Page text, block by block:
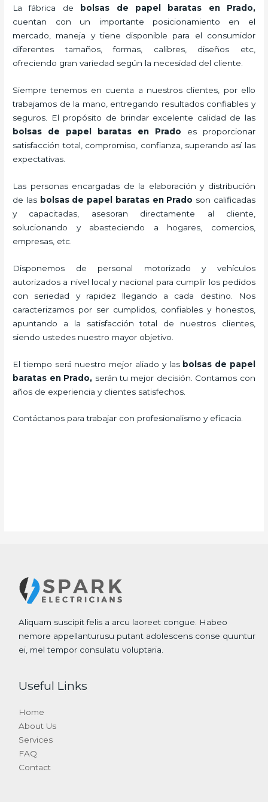
La fábrica de
bolsas de papel baratas en Prado,
cuentan con un importante posicionamiento en el
mercado,
maneja y tiene disponible para el consumidor
diferentes tamaños, formas, calibres, diseños etc,
ofreciendo gran variedad según la necesidad del cliente.
Siempre tenemos en cuenta a nuestros clientes, por ello
trabajamos de la mano, entregando resultados confiables y
seguros. El propósito de brindar excelente calidad de las
bolsas de papel baratas en Prado es proporcionar
satisfacción total, compromiso, confianza, superando así las
expectativas.
Las personas encargadas de la elaboración y distribución
de las bolsas de papel baratas en Prado son calificadas
y capacitadas, asesoran directamente al cliente,
solucionando y abasteciendo a hogares, comercios,
empresas, etc.
Disponemos de personal motorizado y vehículos
autorizados a nivel local y nacional para cumplir los pedidos
con seriedad y rapidez llegando a cada destino. Nos
caracterizamos por ser cumplidos, confiables y honestos,
apuntando a la satisfacción total de nuestros clientes,
siendo ustedes nuestro mayor objetivo.
El tiempo será nuestro mejor aliado y las bolsas de papel
baratas en Prado, serán tu mejor decisión. Contamos con
años de experiencia y clientes satisfechos.
Contáctanos para trabajar con profesionalismo y eficacia.
Aliquam suscipit felis a arcu laoreet congue. Habeo
nemore appellanturusu putant adolescens conse quuntur
ei, mel tempor consulatu voluptaria.
Useful Links
Home
About Us
Services
FAQ
Contact